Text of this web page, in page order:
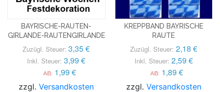
BAYRISCHE-RAUTEN-
GIRLANDE-RAUTENGIRLANDE
Zuzügl. Steuer: 3,35 €
Inkl. Steuer: 3,99 €
AB: 1,99 €
zzgl.Versandkosten
KREPPBAND BAYRISCHE
RAUTE
Zuzügl. Steuer: 2,18 €
Inkl. Steuer: 2,59 €
AB: 1,89 €
zzgl. Versandkosten